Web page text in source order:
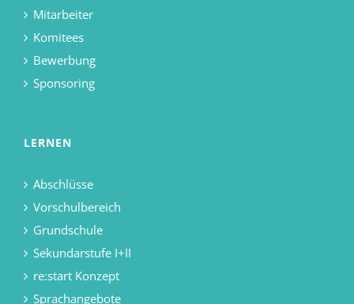
Mitarbeiter
Komitees
Bewerbung
Sponsoring
LERNEN
Abschlüsse
Vorschulbereich
Grundschule
Sekundarstufe I+II
re:start Konzept
Sprachangebote